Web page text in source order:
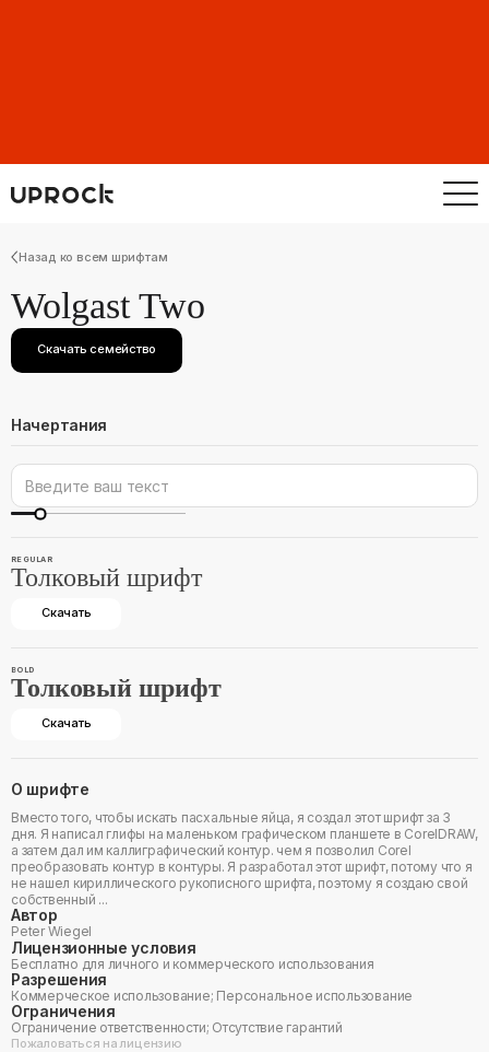
Назад ко всем шрифтам
Wolgast Two
Скачать семейство
Начертания
REGULAR
Толковый шрифт
Скачать
BOLD
Толковый шрифт
Скачать
О шрифте
Вместо того, чтобы искать пасхальные яйца, я создал этот шрифт за 3
дня. Я написал глифы на маленьком графическом планшете в CorelDRAW,
а затем дал им каллиграфический контур. чем я позволил Corel
преобразовать контур в контуры. Я разработал этот шрифт, потому что я
не нашел кириллического рукописного шрифта, поэтому я создаю свой
собственный ...
Автор
Peter Wiegel
Лицензионные условия
Бесплатно для личного и коммерческого использования
Разрешения
Коммерческое использование; Персональное использование
Ограничения
Ограничение ответственности; Отсутствие гарантий
Пожаловаться на лицензию